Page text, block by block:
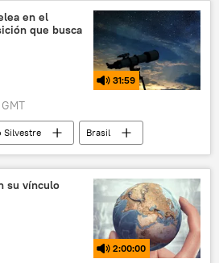
en el
que busca
31:59
Silvestre
Brasil
BRICS
su vínculo
2:00:00